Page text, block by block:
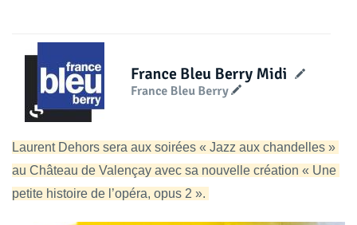
Laurent Dehors sera aux soirées « Jazz aux chandelles »
au Château de Valençay avec sa nouvelle création « Une
petite histoire de l’opéra, opus 2 ».